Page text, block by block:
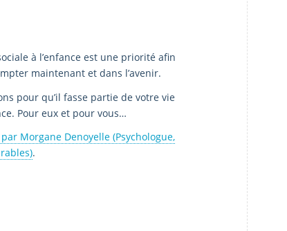
à l’enfance est une priorité afin
maintenant et dans l’avenir.
pour qu’il fasse partie de votre vie
Pour eux et pour vous…
Morgane Denoyelle (Psychologue,
.